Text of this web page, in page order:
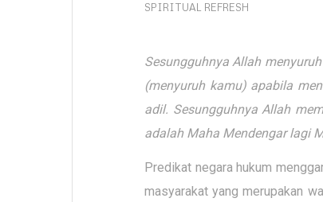
SPIRITUAL REFRESH
Sesungguhnya Allah
(menyuruh kamu) apabila
adil. Sesungguhnya Allah
adalah Maha Mendengar lagi
Predikat negara hukum
masyarakat yang merupakan